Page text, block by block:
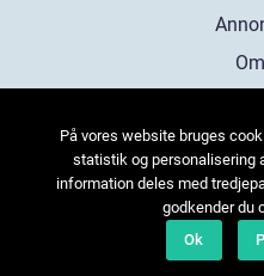
På vores website bruges
statistik og personalisering
information deles med
godkender du
Ok